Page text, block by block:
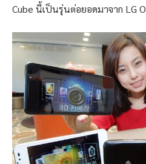
Cube นี้เป็นรุ่นต่อยอดมาจาก LG